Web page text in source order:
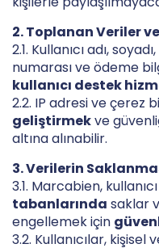
2. Toplanan Veriler
2.1. Kullanıcı adı,
numarası ve ödeme
kullanıcı destek
2.2. IP adresi ve çerez
geliştirmekve
altına alınabilir.
3. Verilerin
3.1. Marcabien,
tabanlarında saklar
engellemek için
3.2. Kullanıcılar,